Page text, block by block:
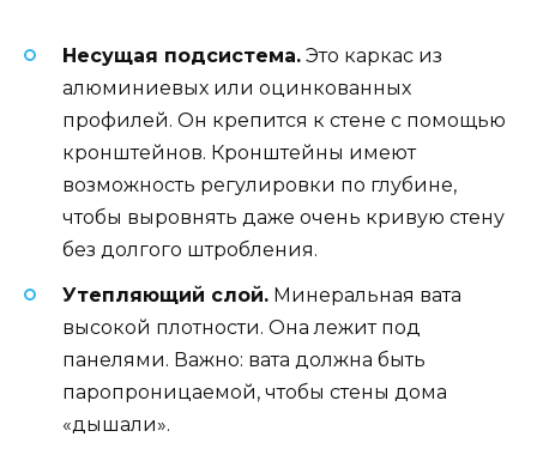
Несущая подсистема. Это каркас из
алюминиевых или оцинкованных
профилей. Он крепится к стене с помощью
кронштейнов. Кронштейны имеют
возможность регулировки по глубине,
чтобы выровнять даже очень кривую стену
без долгого штробления.
Утепляющий слой. Минеральная вата
высокой плотности. Она лежит под
панелями. Важно: вата должна быть
паропроницаемой, чтобы стены дома
«дышали».